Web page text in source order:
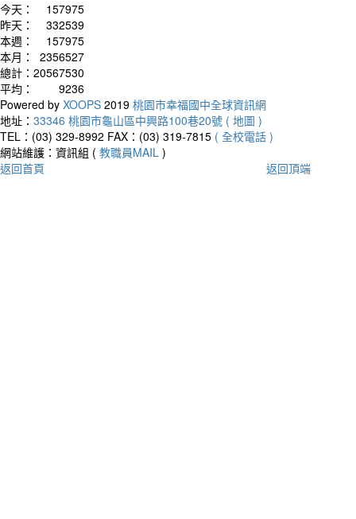
今天：
157975
昨天：
332539
本週：
157975
本月：
2356527
總計： 20567530
平均：
9236
Powered by XOOPS 2019 桃園市幸福國中全球資訊網
地址： 33346 桃園市龜山區中興路100巷20號 ( 地圖 )
TEL：(03) 329-8992 FAX：(03) 319-7815 ( 全校電話 )
網站維護：資訊組 ( 教職員MAIL )
返回首頁
返回頂端